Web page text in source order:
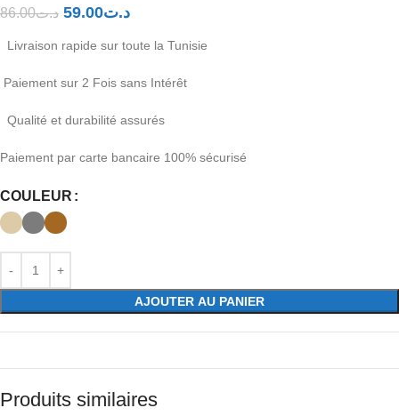
د.ت86.00 د.ت59.00
Livraison rapide sur toute la Tunisie
Paiement sur 2 Fois sans Intérêt
Qualité et durabilité assurés
Paiement par carte bancaire 100% sécurisé
COULEUR
AJOUTER AU PANIER
Produits similaires